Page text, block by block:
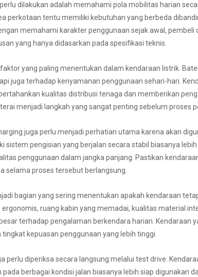
dilakukan adalah memahami pola mobilitas harian
perkotaan tentu memiliki kebutuhan yang berbeda
memahami karakter penggunaan sejak awal,
yang hanya didasarkan pada spesifikasi teknis.
yang paling menentukan dalam kendaraan listrik.
juga terhadap kenyamanan penggunaan sehari-hari.
kualitas distribusi tenaga dan memberikan
menjadi langkah yang sangat penting sebelum proses
juga perlu menjadi perhatian utama karena akan
sistem pengisian yang berjalan secara stabil biasanya
penggunaan dalam jangka panjang. Pastikan
selama proses tersebut berlangsung.
bagian yang sering menentukan apakah kendaraan
ergonomis, ruang kabin yang memadai, kualitas material
terhadap pengalaman berkendara harian. Kendaraan
kepuasan penggunaan yang lebih tinggi.
perlu diperiksa secara langsung melalui test drive.
berbagai kondisi jalan biasanya lebih siap digunakan